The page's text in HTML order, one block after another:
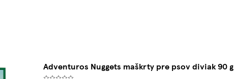
Adventuros Nuggets maškrty pre psov diviak 90 g